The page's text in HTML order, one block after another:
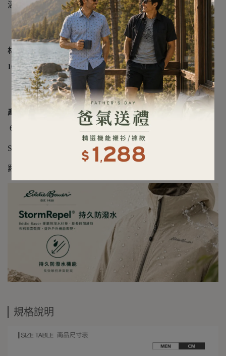
溫烘乾。請勿吊掛晾乾、熨燙、蒸氣燙或乾洗。
材質成分
100% 聚酯纖維
產品細節
650 蓬鬆度羽絨填充，提供輕盈保暖
StormRepel® DWR 防潑水處理
羅紋領口與袖口，拉鍊插手口袋設計
規格說明